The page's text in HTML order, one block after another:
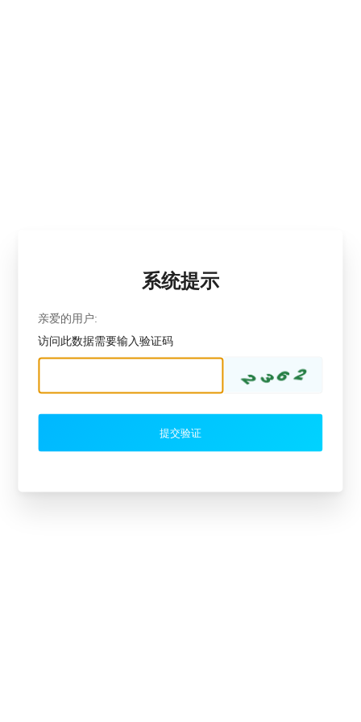
系统提示
亲爱的用户:
访问此数据需要输入验证码